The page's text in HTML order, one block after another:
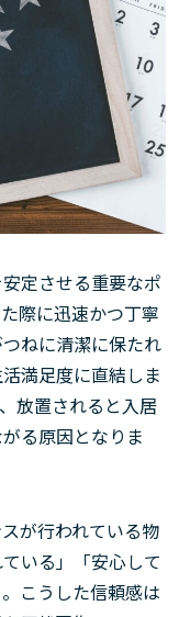
定させる重要なポ
際に迅速かつ丁寧
ねに清潔に保たれ
満足度に直結しま
放置されると入居
る原因となりま
が行われている物
いる」「安心して
こうした信頼感は